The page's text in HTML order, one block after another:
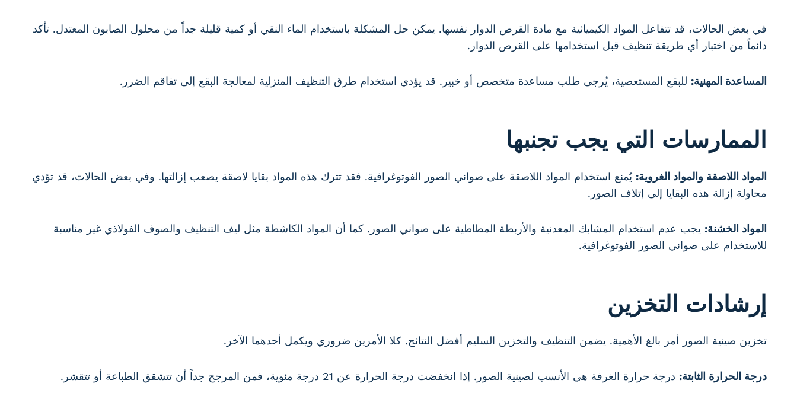
في بعض الحالات، قد تتفاعل المواد الكيميائية مع مادة القرص الدوار نفسها. يمكن حل المشكلة باستخدام الماء النقي أو كمية قليلة جداً من محلول الصابون المعتدل. تأكد
دائماً من اختبار أي طريقة تنظيف قبل استخدامها على القرص الدوار.
المساعدة المهنية: للبقع المستعصية، يُرجى طلب مساعدة متخصص أو خبير. قد يؤدي استخدام طرق التنظيف المنزلية لمعالجة البقع إلى تفاقم الضرر.
الممارسات التي يجب تجنبها
المواد اللاصقة والمواد الغروية: يُمنع استخدام المواد اللاصقة على صواني الصور الفوتوغرافية. فقد تترك هذه المواد بقايا لاصقة يصعب إزالتها. وفي بعض الحالات، قد تؤدي
محاولة إزالة هذه البقايا إلى إتلاف الصور.
المواد الخشنة: يجب عدم استخدام المشابك المعدنية والأربطة المطاطية على صواني الصور. كما أن المواد الكاشطة مثل ليف التنظيف والصوف الفولاذي غير مناسبة
للاستخدام على صواني الصور الفوتوغرافية.
إرشادات التخزين
تخزين صينية الصور أمر بالغ الأهمية. يضمن التنظيف والتخزين السليم أفضل النتائج. كلا الأمرين ضروري ويكمل أحدهما الآخر.
درجة الحرارة الثابتة: درجة حرارة الغرفة هي الأنسب لصينية الصور. إذا انخفضت درجة الحرارة عن 21 درجة مئوية، فمن المرجح جداً أن تتشقق الطباعة أو تتقشر.